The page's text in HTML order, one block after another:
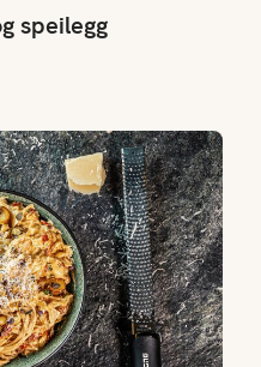
speilegg
tomater